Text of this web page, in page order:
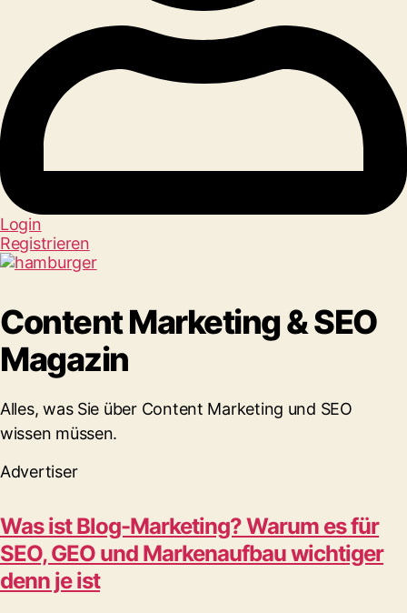
Login
Registrieren
Content Marketing & SEO
Magazin
Alles, was Sie über Content Marketing und SEO
wissen müssen.
Advertiser
Was ist Blog-Marketing? Warum es für
SEO, GEO und Markenaufbau wichtiger
denn je ist